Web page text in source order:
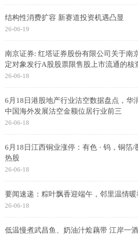
结构性消费扩容 新赛道投资机遇凸显
26-06-19
南京证券: 红塔证券股份有限公司关于南
定对象发行A股股票限售股上市流通的核
26-06-18
6月18日港股地产行业沽空数据盘点，华
中国海外发展沽空金额位居行业前三
26-06-18
6月18日江西铜业涨停：有色 · 钨，铜箔/
热股
26-06-18
要闻速递：粽叶飘香迎端午，邻里温情暖
26-06-18
低温慢煮武昌鱼、奶油汁烩藕带 江岸一